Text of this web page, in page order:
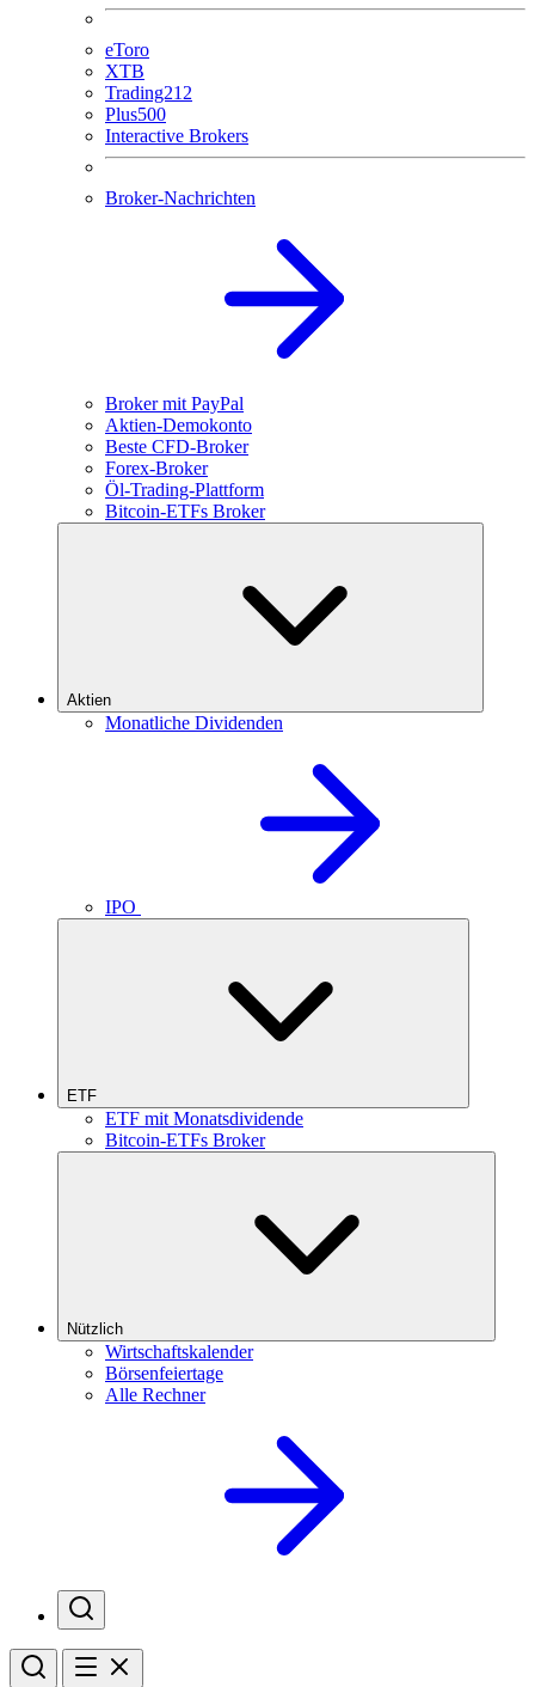
eToro
XTB
Trading212
Plus500
Interactive Brokers
Broker-Nachrichten
Broker mit PayPal
Aktien-Demokonto
Beste CFD-Broker
Forex-Broker
Öl-Trading-Plattform
Bitcoin-ETFs Broker
Aktien
Monatliche Dividenden
IPO
ETF
ETF mit Monatsdividende
Bitcoin-ETFs Broker
Nützlich
Wirtschaftskalender
Börsenfeiertage
Alle Rechner